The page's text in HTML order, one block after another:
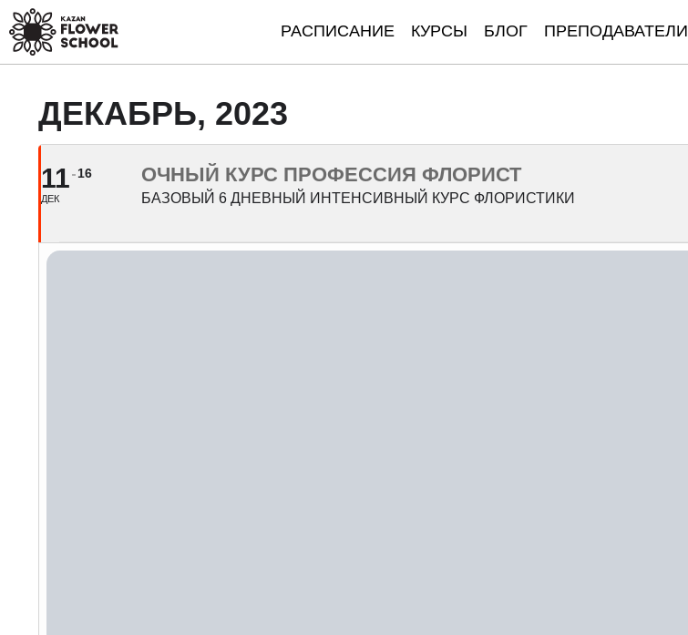
РАСПИСАНИЕ КУРСЫ БЛОГ ПРЕПОДАВАТЕЛИ
ДЕКАБРЬ, 2023
11
ДЕК
16 ОЧНЫЙ КУРС ПРОФЕССИЯ ФЛОРИСТ
БАЗОВЫЙ 6 ДНЕВНЫЙ ИНТЕНСИВНЫЙ КУРС ФЛОРИСТИКИ